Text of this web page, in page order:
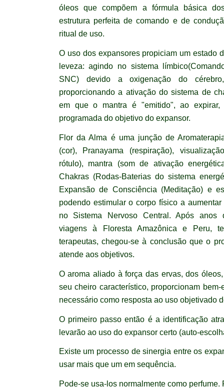
óleos que compõem a fórmula básica
estrutura perfeita de comando e de
ritual de uso.
O uso dos expansores propiciam um estado
leveza: agindo no sistema
SNC) devido a oxigenação do cérebro,
proporcionando a ativação do sistema de
em que o mantra é "emitido", ao
programada do objetivo do expansor.
Flor da Alma é uma junção de
(cor), Pranayama (respiração),
rótulo), mantra (som de ativação
Chakras (Rodas-Baterias do sistema
Expansão de Consciência (Meditação) e
podendo estimular o corpo físico a
no Sistema Nervoso Central. Após anos
viagens à Floresta Amazônica e Peru,
terapeutas, chegou-se à conclusão que o
atende aos objetivos.
O aroma aliado à força das ervas, dos
seu cheiro característico, proporcionam
necessário como resposta ao uso objetivado
O primeiro passo então é a identificação
levarão ao uso do expansor certo (auto-
Existe um processo de sinergia entre os
usar mais que um em sequência.
Pode-se usa-los normalmente como perfume.